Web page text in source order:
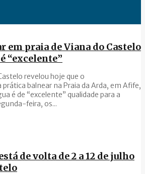
em praia de Viana do Castelo
“excelente”
revelou hoje que o
balnear na Praia da Arda, em Afife,
é de “excelente” qualidade para a
feira, os...
de volta de 2 a 12 de julho